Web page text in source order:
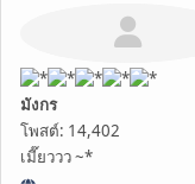
มังกร
โพสต์: 14,402
เมี๊ยววว ~*